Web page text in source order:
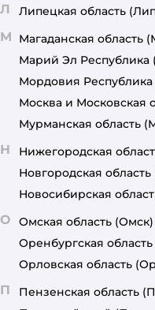
Л Липецкая область
М Магаданская область
Марий Эл Республика
Мордовия Республика
Москва и Московская
Мурманская область
Н Нижегородская
Новгородская область
Новосибирская
О Омская область (Омск)
Оренбургская область
Орловская область
П Пензенская область